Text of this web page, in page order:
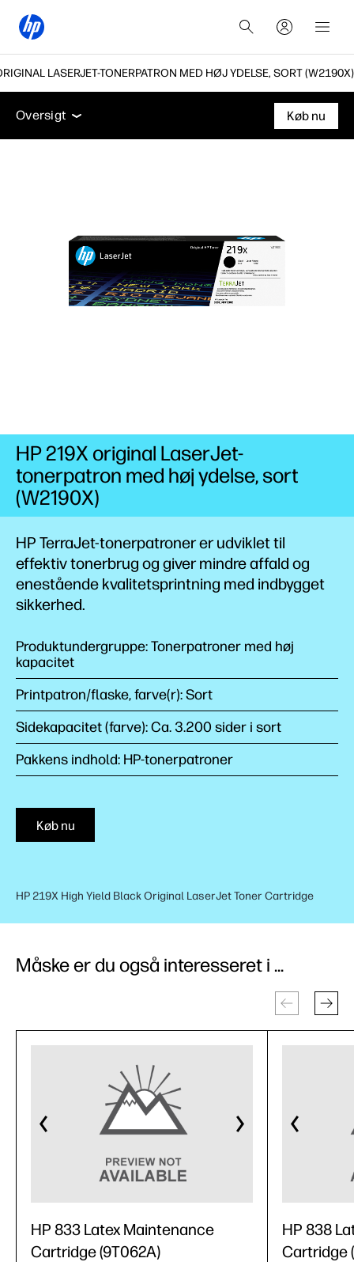
LASERJET-TONERPATRON MED HØJ YDELSE, SORT (W2190X)
Oversigt
Support
Oversigt
Køb nu
HP TerraJet-tonerpatroner er udviklet til
effektiv tonerbrug og giver mindre affald og
enestående kvalitetsprintning med indbygget
sikkerhed.
Produktundergruppe: Tonerpatroner med høj
kapacitet
Printpatron/flaske, farve(r): Sort
Sidekapacitet (farve): Ca. 3.200 sider i sort
Pakkens indhold: HP-tonerpatroner
Køb nu
HP 219X High Yield Black Original LaserJet Toner Cartridge
HP 219X original LaserJet-
tonerpatron med høj ydelse, sort
(W2190X)
Måske er du også interesseret i ...
HP 833 Latex Maintenance
Cartridge (9T062A)
HP 838
Cartridge